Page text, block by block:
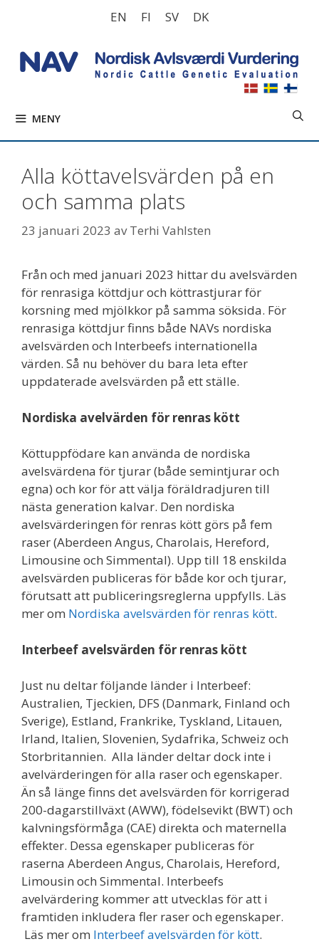
EN FI SV DK
MENY
Alla köttavelsvärden på en
och samma plats
23 januari 2023 avTerhi Vahlsten
Från och med januari 2023 hittar du avelsvärden
för renrasiga köttdjur och köttrastjurar för
korsning med mjölkkor på samma söksida. För
renrasiga köttdjur finns både NAVs nordiska
avelsvärden och Interbeefs internationella
värden. Så nu behöver du bara leta efter
uppdaterade avelsvärden på ett ställe.
Nordiska avelvärden för renras kött
Köttuppfödare kan använda de nordiska
avelsvärdena för tjurar (både semintjurar och
egna) och kor för att välja föräldradjuren till
nästa generation kalvar. Den nordiska
avelsvärderingen för renras kött görs på fem
raser (Aberdeen Angus, Charolais, Hereford,
Limousine och Simmental). Upp till 18 enskilda
avelsvärden publiceras för både kor och tjurar,
förutsatt att publiceringsreglerna uppfylls. Läs
mer om Nordiska avelsvärden för renras kött.
Interbeef avelsvärden för renras kött
Just nu deltar följande länder i Interbeef:
Australien, Tjeckien, DFS (Danmark, Finland och
Sverige), Estland, Frankrike, Tyskland, Litauen,
Irland, Italien, Slovenien, Sydafrika, Schweiz och
Storbritannien. Alla länder deltar dock inte i
avelvärderingen för alla raser och egenskaper.
Än så länge finns det avelsvärden för korrigerad
200-dagarstillväxt (AWW), födelsevikt (BWT) och
kalvningsförmåga (CAE) direkta och maternella
effekter. Dessa egenskaper publiceras för
raserna Aberdeen Angus, Charolais, Hereford,
Limousin och Simmental. Interbeefs
avelvärdering kommer att utvecklas för att i
framtiden inkludera fler raser och egenskaper.
Läs mer om Interbeef avelsvärden för kött.